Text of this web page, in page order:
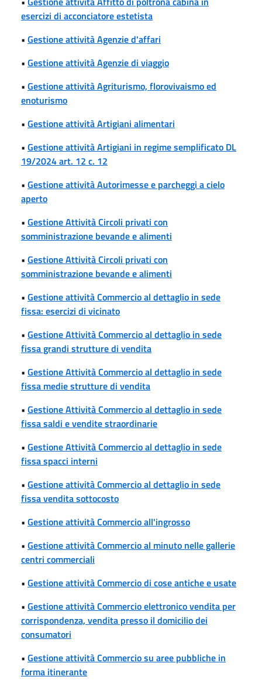
esercizi di acconciatore estetista
• Gestione attività Agenzie d'affari
• Gestione attività Agenzie di viaggio
• Gestione attività Agriturismo, florovivaismo ed
enoturismo
• Gestione attività Artigiani alimentari
• Gestione attività Artigiani in regime semplificato DL
19/2024 art. 12 c. 12
• Gestione attività Autorimesse e parcheggi a cielo
aperto
• Gestione Attività Circoli privati con
somministrazione bevande e alimenti
• Gestione Attività Circoli privati con
somministrazione bevande e alimenti
• Gestione attività Commercio al dettaglio in sede
fissa: esercizi di vicinato
• Gestione Attività Commercio al dettaglio in sede
fissa grandi strutture di vendita
• Gestione Attività Commercio al dettaglio in sede
fissa medie strutture di vendita
• Gestione Attività Commercio al dettaglio in sede
fissa saldi e vendite straordinarie
• Gestione Attività Commercio al dettaglio in sede
fissa spacci interni
• Gestione attività Commercio al dettaglio in sede
fissa vendita sottocosto
• Gestione attività Commercio all'ingrosso
• Gestione attività Commercio al minuto nelle gallerie
centri commerciali
• Gestione attività Commercio di cose antiche e usate
• Gestione attività Commercio elettronico vendita per
corrispondenza, vendita presso il domicilio dei
consumatori
• Gestione attività Commercio su aree pubbliche in
forma itinerante